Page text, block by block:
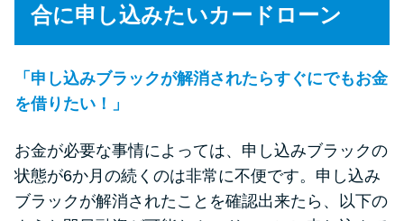
合に申し込みたいカードローン
「申し込みブラックが解消されたらすぐにでもお金
を借りたい！」
お金が必要な事情によっては、申し込みブラックの
状態が6か月の続くのは非常に不便です。申し込み
ブラックが解消されたことを確認出来たら、以下の